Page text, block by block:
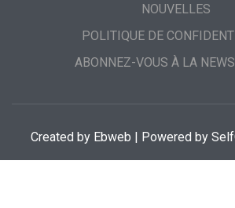
NOUVELLES
POLITIQUE DE
ABONNEZ-VOUS À LA
Created by Ebweb | Powered by